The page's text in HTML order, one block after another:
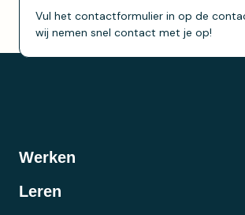
Vul het contactformulier in op de
wij nemen snel contact met je op!
Werken
Leren